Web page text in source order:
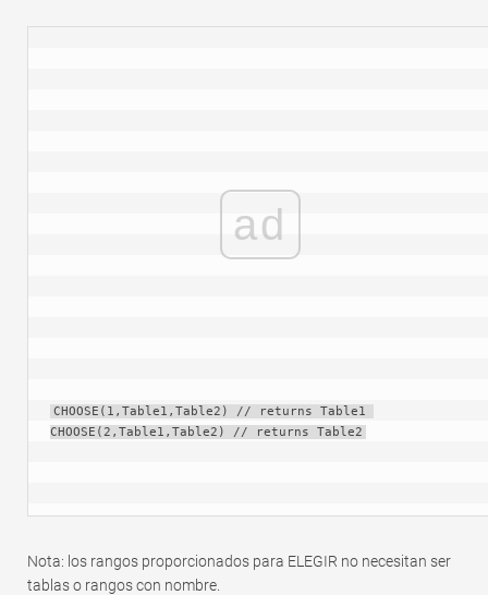
ad
CHOOSE(1,Table1,Table2) // returns Table1
CHOOSE(2,Table1,Table2) // returns Table2
Nota: los rangos proporcionados para ELEGIR no necesitan ser
tablas o rangos con nombre.